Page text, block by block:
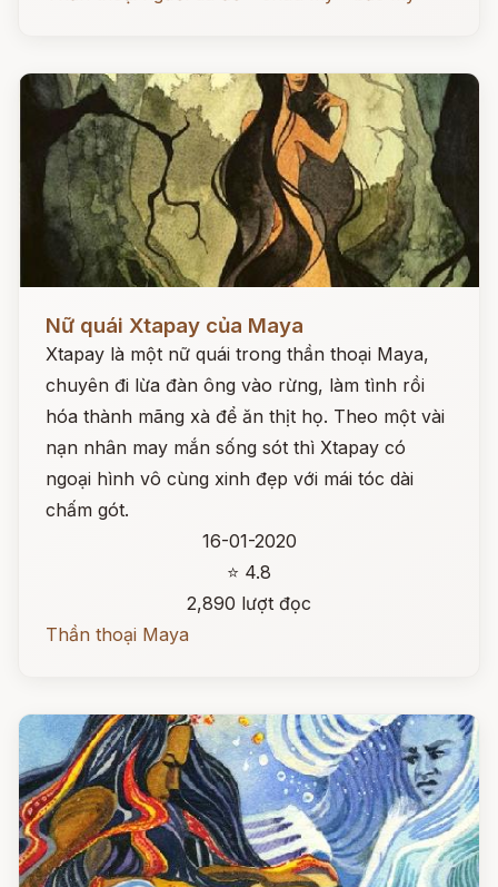
Nữ quái Xtapay của Maya
Xtapay là một nữ quái trong thần thoại Maya,
chuyên đi lừa đàn ông vào rừng, làm tình rồi
hóa thành mãng xà để ăn thịt họ. Theo một vài
nạn nhân may mắn sống sót thì Xtapay có
ngoại hình vô cùng xinh đẹp với mái tóc dài
chấm gót.
16-01-2020
⭐ 4.8
2,890 lượt đọc
Thần thoại Maya